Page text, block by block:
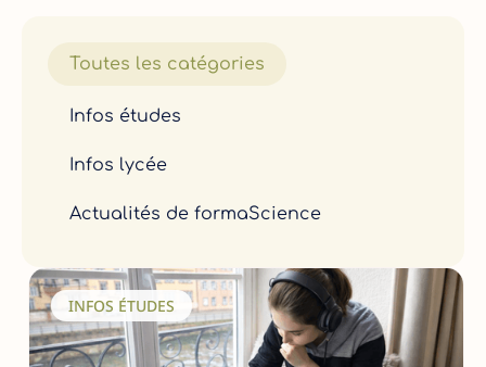
Toutes les catégories
Infos études
Infos lycée
Actualités de formaScience
INFOS ÉTUDES